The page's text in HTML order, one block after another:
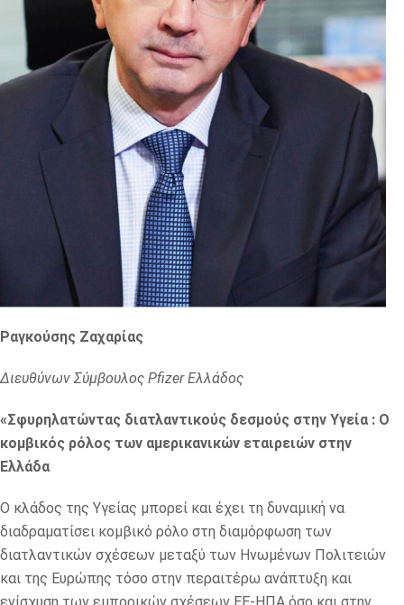
Ραγκούσης Ζαχαρίας
Διευθύνων Σύμβουλος PfizerΕλλάδος
«Σφυρηλατώντας διατλαντικούς δεσμούς στην Υγεία : Ο
κομβικός ρόλος των αμερικανικών εταιρειών στην
Ελλάδα
Ο κλάδος της Υγείας μπορεί και έχει τη δυναμική να
διαδραματίσει κομβικό ρόλο στη διαμόρφωση των
διατλαντικών σχέσεων μεταξύ των Ηνωμένων Πολιτειών
και της Ευρώπης τόσο στην περαιτέρω ανάπτυξη και
ενίσχυση των εμπορικών σχέσεων ΕΕ-ΗΠΑ όσο και στην